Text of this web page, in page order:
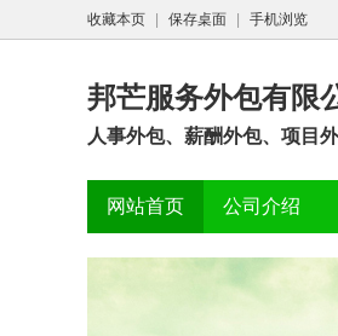
收藏本页 保存桌面 手机浏览
邦芒服务外包有限
人事外包、薪酬外包、项目
网站首页 公司介绍